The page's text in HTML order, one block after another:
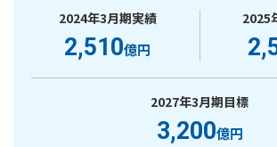
2024年3月期実績
2,510億円
2025
2027年3月期目標
3,200億円